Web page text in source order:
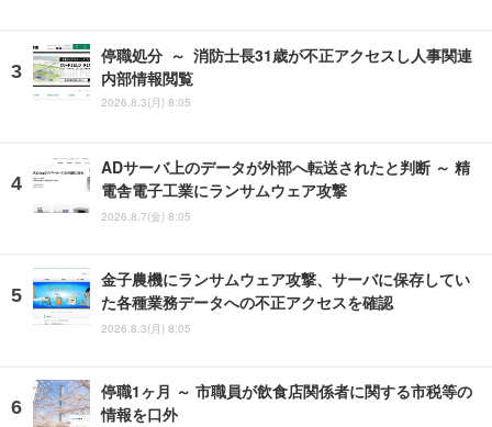
停職処分 ～ 消防士長31歳が不正アクセスし人事関連
内部情報閲覧
2026.8.3(月) 8:05
ADサーバ上のデータが外部へ転送されたと判断 ～ 精
電舎電子工業にランサムウェア攻撃
2026.8.7(金) 8:05
金子農機にランサムウェア攻撃、サーバに保存してい
た各種業務データへの不正アクセスを確認
2026.8.3(月) 8:05
停職1ヶ月 ～ 市職員が飲食店関係者に関する市税等の
情報を口外